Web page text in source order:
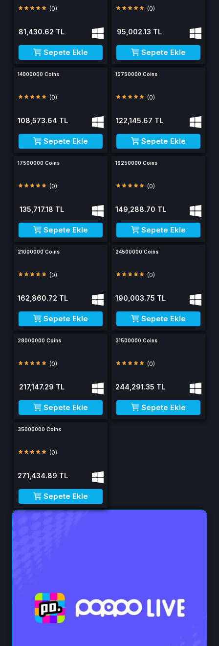
(0)
81,430.62 TL
Sepete Ekle
(0)
95,002.13 TL
Sepete Ekle
14000000 Coins
(0)
108,573.64 TL
Sepete Ekle
15750000 Coins
(0)
122,145.67 TL
Sepete Ekle
17500000 Coins
(0)
135,717.18 TL
Sepete Ekle
19250000 Coins
(0)
149,288.70 TL
Sepete Ekle
21000000 Coins
(0)
162,860.72 TL
Sepete Ekle
24500000 Coins
(0)
190,003.75 TL
Sepete Ekle
28000000 Coins
(0)
217,147.29 TL
Sepete Ekle
31500000 Coins
(0)
244,291.35 TL
Sepete Ekle
35000000 Coins
(0)
271,434.89 TL
Sepete Ekle